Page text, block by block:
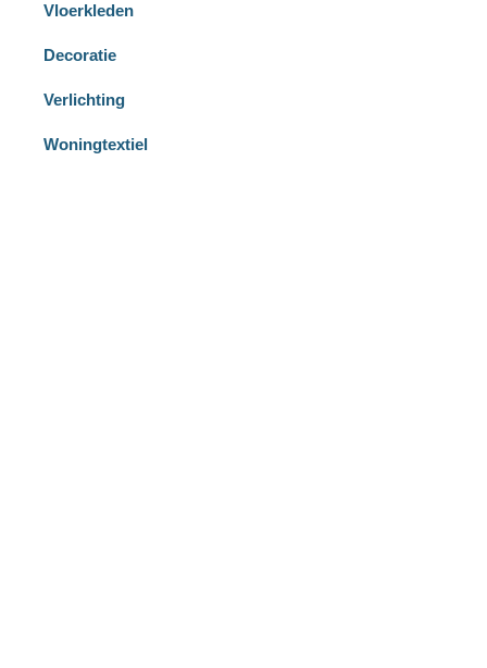
Vloerkleden
Decoratie
Verlichting
Woningtextiel